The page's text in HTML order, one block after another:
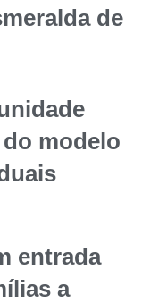
de
modelo
entrada
a